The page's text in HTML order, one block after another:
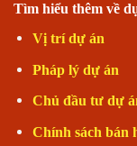
Tìm hiểu thêm về
Vị trí dự án
Pháp lý dự án
Chủ đầu tư dự
Chính sách bán